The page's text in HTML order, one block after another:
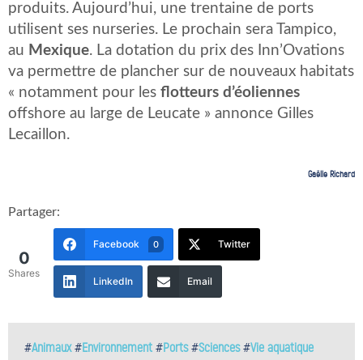
produits. Aujourd’hui, une trentaine de ports
utilisent ses nurseries. Le prochain sera Tampico,
au Mexique. La dotation du prix des Inn’Ovations
va permettre de plancher sur de nouveaux habitats
« notamment pour les flotteurs d’éoliennes
offshore au large de Leucate » annonce Gilles
Lecaillon.
Gaëlle Richard
Partager:
0
Shares
Facebook 0 Twitter
LinkedIn Email
#Animaux#Environnement #Ports#Sciences#Vie aquatique